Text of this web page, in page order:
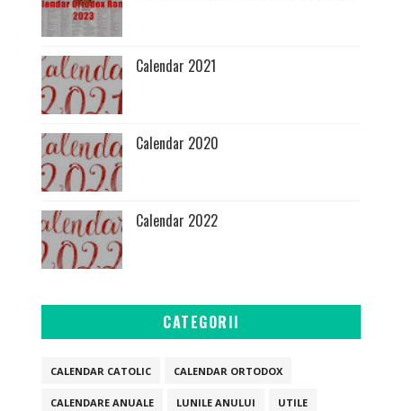
Calendar 2021
Calendar 2020
Calendar 2022
CATEGORII
CALENDAR CATOLIC CALENDAR ORTODOX
CALENDARE ANUALE LUNILE ANULUI UTILE